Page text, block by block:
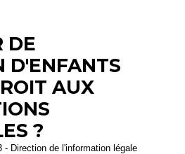
DE
D'ENFANTS
AUX
?
- Direction de l'information légale